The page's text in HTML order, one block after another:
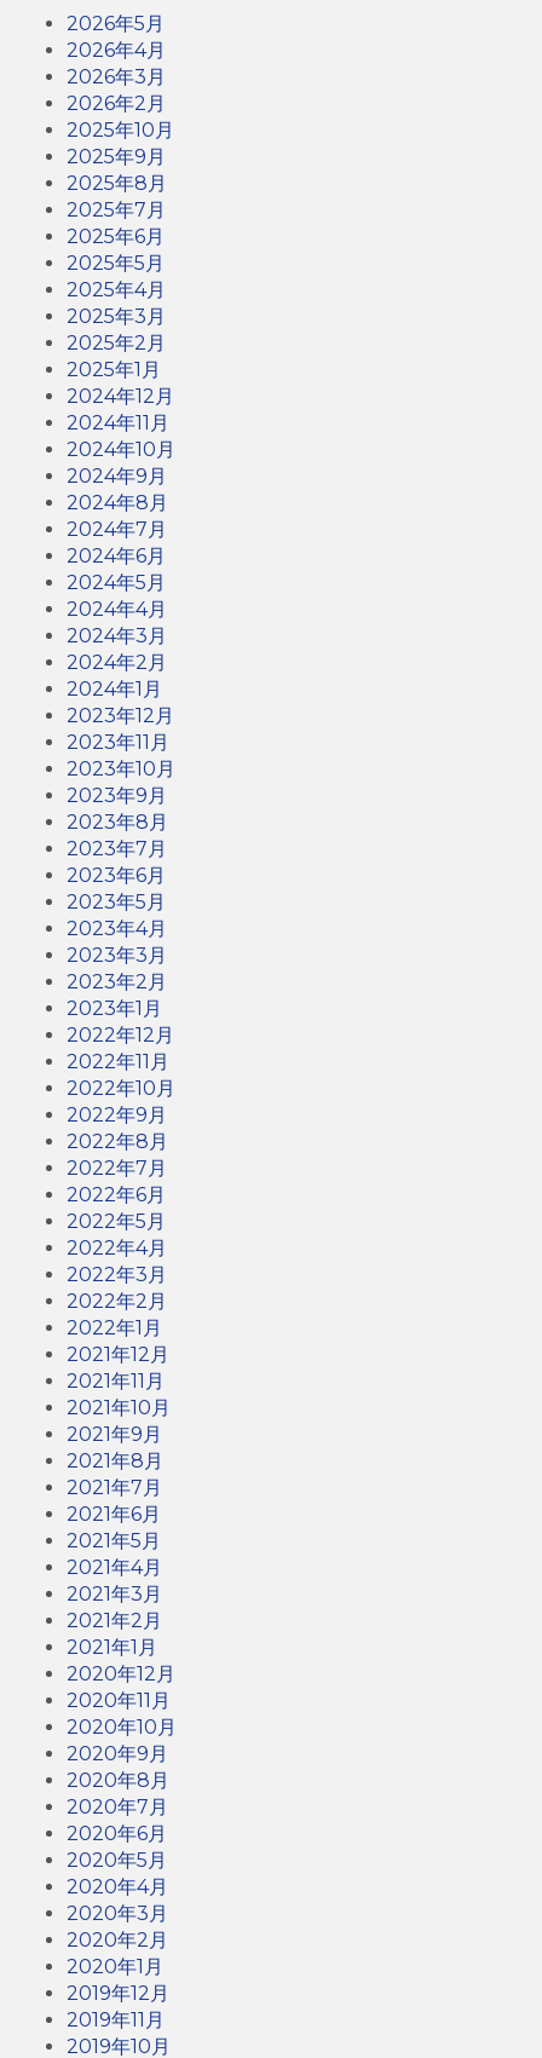
2026年5月
2026年4月
2026年3月
2026年2月
2025年10月
2025年9月
2025年8月
2025年7月
2025年6月
2025年5月
2025年4月
2025年3月
2025年2月
2025年1月
2024年12月
2024年11月
2024年10月
2024年9月
2024年8月
2024年7月
2024年6月
2024年5月
2024年4月
2024年3月
2024年2月
2024年1月
2023年12月
2023年11月
2023年10月
2023年9月
2023年8月
2023年7月
2023年6月
2023年5月
2023年4月
2023年3月
2023年2月
2023年1月
2022年12月
2022年11月
2022年10月
2022年9月
2022年8月
2022年7月
2022年6月
2022年5月
2022年4月
2022年3月
2022年2月
2022年1月
2021年12月
2021年11月
2021年10月
2021年9月
2021年8月
2021年7月
2021年6月
2021年5月
2021年4月
2021年3月
2021年2月
2021年1月
2020年12月
2020年11月
2020年10月
2020年9月
2020年8月
2020年7月
2020年6月
2020年5月
2020年4月
2020年3月
2020年2月
2020年1月
2019年12月
2019年11月
2019年10月